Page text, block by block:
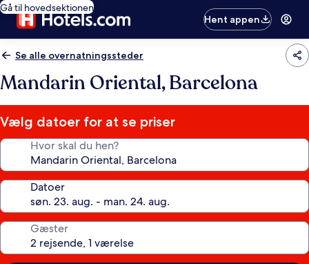
Gå til hovedsektionen
Hent appen
Se alle overnatningssteder
Mandarin Oriental, Barcelona
Vælg datoer for at se priser
Hvor skal du hen?
Datoer
Gæster